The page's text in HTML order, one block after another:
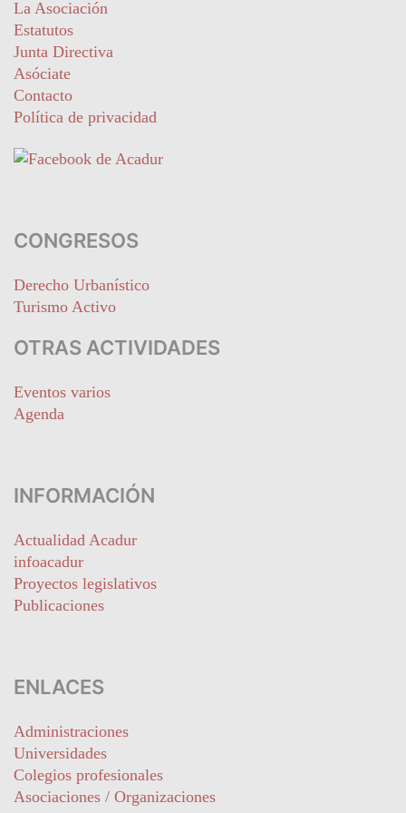
La Asociación
Estatutos
Junta Directiva
Asóciate
Contacto
Política de privacidad
CONGRESOS
Derecho Urbanístico
Turismo Activo
OTRAS ACTIVIDADES
Eventos varios
Agenda
INFORMACIÓN
Actualidad Acadur
infoacadur
Proyectos legislativos
Publicaciones
ENLACES
Administraciones
Universidades
Colegios profesionales
Asociaciones / Organizaciones